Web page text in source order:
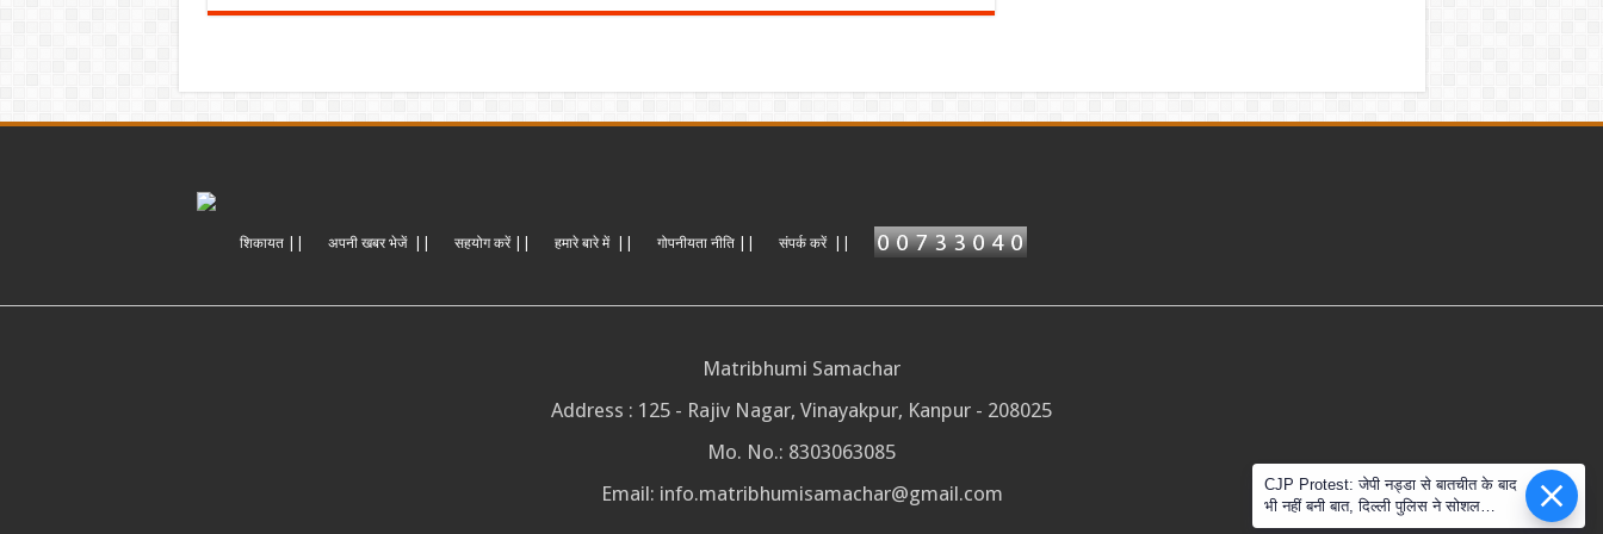
शिकायत || अपनी खबर भेजें || सहयोग करें || हमारे बारे में || गोपनीयता नीति || संपर्क करें ||
Matribhumi Samachar
Address : 125 - Rajiv Nagar, Vinayakpur, Kanpur - 208025
Mo. No.: 8303063085
Email: info.matribhumisamachar@gmail.com
CJP Protest: जेपी नड्डा से बातचीत के बाद
भी नहीं बनी बात, दिल्ली पुलिस ने सोशल
मीडिया के दावों को नकारा